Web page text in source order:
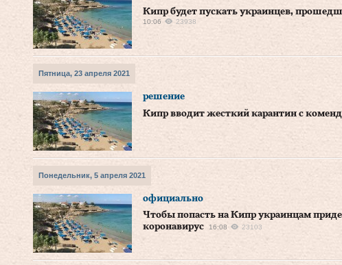
Кипр будет пускать украинцев,
10:06 23938
Пятница, 23 апреля 2021
решение
Кипр вводит жесткий карантин с
Понедельник, 5 апреля 2021
официально
Чтобы попасть на Кипр украинцам
коронавирус
16:08 23103